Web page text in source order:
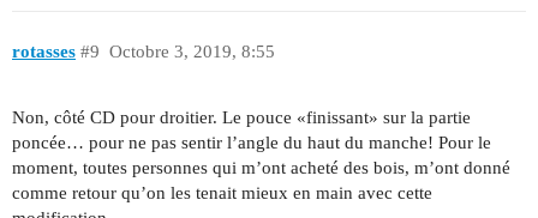
rotasses Octobre 3, 2019, 8:55
#9
Non, côté CD pour droitier. Le pouce «finissant» sur la partie
poncée… pour ne pas sentir l’angle du haut du manche! Pour le
moment, toutes personnes qui m’ont acheté des bois, m’ont donné
comme retour qu’on les tenait mieux en main avec cette